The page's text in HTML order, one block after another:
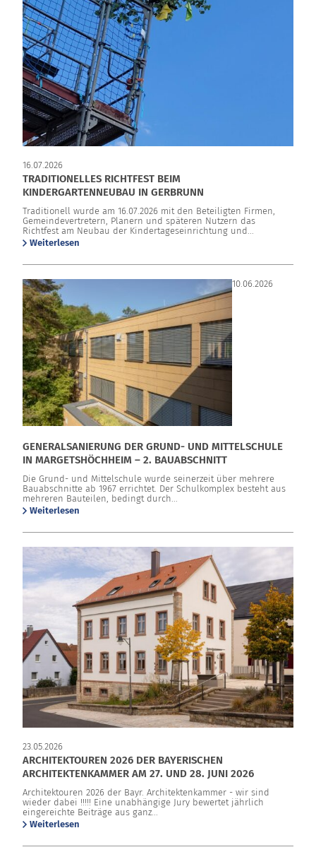
16.07.2026
TRADITIONELLES RICHTFEST BEIM
KINDERGARTENNEUBAU IN GERBRUNN
Traditionell wurde am 16.07.2026 mit den Beteiligten Firmen,
Gemeindevertretern, Planern und späteren Nutzern das
Richtfest am Neubau der Kindertageseinrichtung und...
Weiterlesen
10.06.2026
GENERALSANIERUNG DER GRUND- UND MITTELSCHULE
IN MARGETSHÖCHHEIM – 2. BAUABSCHNITT
Die Grund- und Mittelschule wurde seinerzeit über mehrere
Bauabschnitte ab 1967 errichtet. Der Schulkomplex besteht aus
mehreren Bauteilen, bedingt durch...
Weiterlesen
23.05.2026
ARCHITEKTOUREN 2026 DER BAYERISCHEN
ARCHITEKTENKAMMER AM 27. UND 28. JUNI 2026
Architektouren 2026 der Bayr. Architektenkammer - wir sind
wieder dabei !!!!! Eine unabhängige Jury bewertet jährlich
eingereichte Beiträge aus ganz...
Weiterlesen